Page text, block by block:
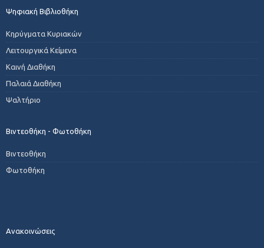
Ψηφιακή Βιβλιοθήκη
Κηρύγματα Κυριακών
Λειτουργικά Κείμενα
Καινή Διαθήκη
Παλαιά Διαθήκη
Ψαλτήριο
Βιντεοθήκη - Φωτοθήκη
Βιντεοθήκη
Φωτοθήκη
Ανακοινώσεις